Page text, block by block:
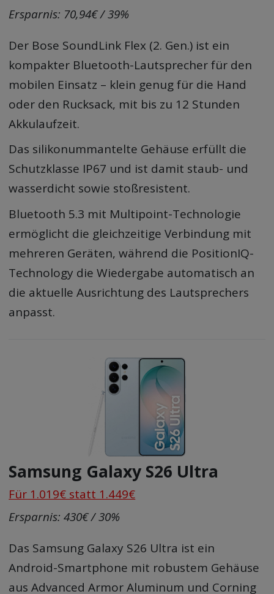
Ersparnis: 70,94€ / 39%
Der Bose SoundLink Flex (2. Gen.) ist ein
kompakter Bluetooth-Lautsprecher für den
mobilen Einsatz – klein genug für die Hand
oder den Rucksack, mit bis zu 12 Stunden
Akkulaufzeit.
Das silikonummantelte Gehäuse erfüllt die
Schutzklasse IP67 und ist damit staub- und
wasserdicht sowie stoßresistent.
Bluetooth 5.3 mit Multipoint-Technologie
ermöglicht die gleichzeitige Verbindung mit
mehreren Geräten, während die PositionIQ-
Technology die Wiedergabe automatisch an
die aktuelle Ausrichtung des Lautsprechers
anpasst.
Samsung Galaxy S26 Ultra
Für 1.019€ statt 1.449€
Ersparnis: 430€ / 30%
Das Samsung Galaxy S26 Ultra ist ein
Android-Smartphone mit robustem Gehäuse
aus Advanced Armor Aluminum und Corning